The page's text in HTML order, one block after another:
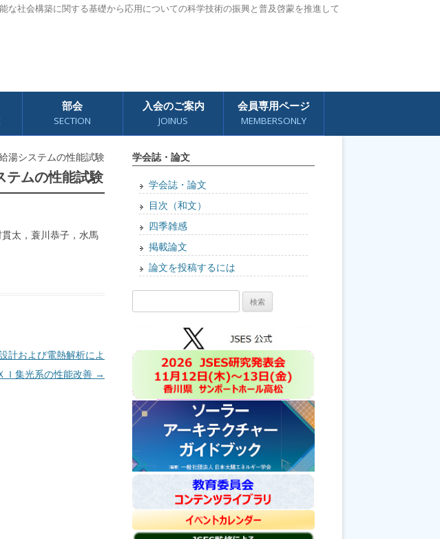
社会構築に関する基礎から応用についての科学技術の振興と普及啓蒙を推進して
部会
SECTION
入会のご案内
JOINUS
会員専用ページ
MEMBERSONLY
湯システムの性能試験
テムの性能試験
太，蓑川恭子，水馬
計および電熱解析によ
Ｉ集光系の性能改善 →
学会誌・論文
学会誌・論文
目次（和文）
四季雑感
掲載論文
論文を投稿するには
索: